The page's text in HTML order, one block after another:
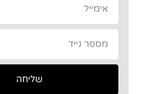
שליחה